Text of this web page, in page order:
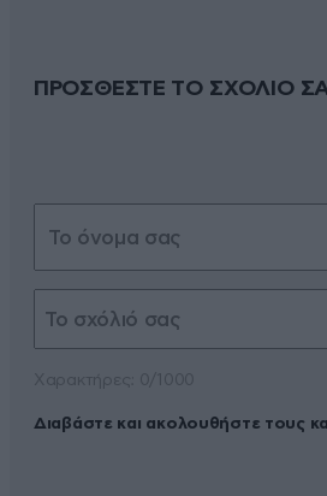
ΠΡΟΣΘΕΣΤΕ ΤΟ ΣΧΟΛΙΟ
Διαβάστε και ακολουθήστε τους